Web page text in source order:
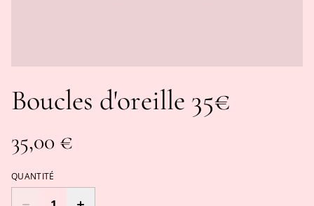
Boucles d'oreille 35€
35,00 €
QUANTITÉ